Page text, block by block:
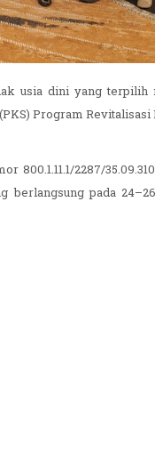
usia dini yang terpilih
Program Revitalisasi
2287/
berlangsung pada